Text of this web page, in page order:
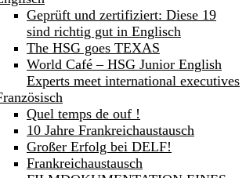
Geprüft und zertifiziert: Diese 19
sind richtig gut in Englisch
The HSG goes TEXAS
World Café – HSG Junior English
Experts meet international executives
Quel temps de ouf !
10 Jahre Frankreichaustausch
Großer Erfolg bei DELF!
Frankreichaustausch